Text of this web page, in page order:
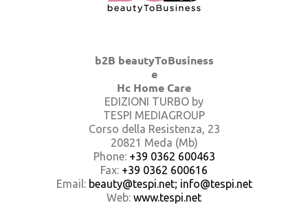
b2B beautyToBusiness
e
Hc Home Care
EDIZIONI TURBO by
TESPI MEDIAGROUP
Corso della Resistenza, 23
20821 Meda (Mb)
Phone: +39 0362 600463
Fax: +39 0362 600616
Email: beauty@tespi.net; info@tespi.net
Web: www.tespi.net